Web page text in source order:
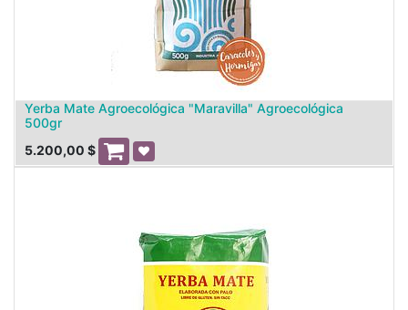
Yerba Mate Agroecológica "Maravilla" Agroecológica
500gr
5.200,00 $